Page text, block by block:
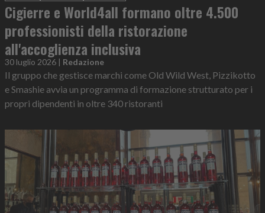
Cigierre e World4all formano oltre 4.500
professionisti della ristorazione
all'accoglienza inclusiva
30 luglio 2026 | Redazione
Il gruppo che gestisce marchi come Old Wild West, Pizzikotto
e Smashie avvia un programma di formazione strutturato per i
propri dipendenti in oltre 340 ristoranti